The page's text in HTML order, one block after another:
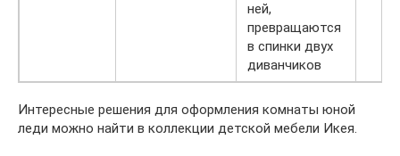
ней,
превращаются
в спинки двух
диванчиков
Интересные решения для оформления комнаты юной
леди можно найти в коллекции детской мебели Икея.